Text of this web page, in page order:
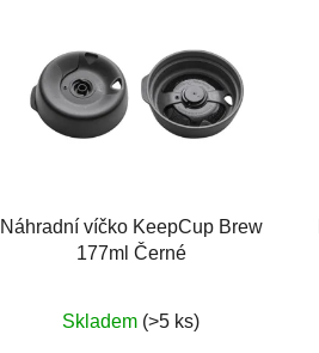
Náhradní víčko KeepCup Brew
177ml Černé
Skladem (>5 ks)